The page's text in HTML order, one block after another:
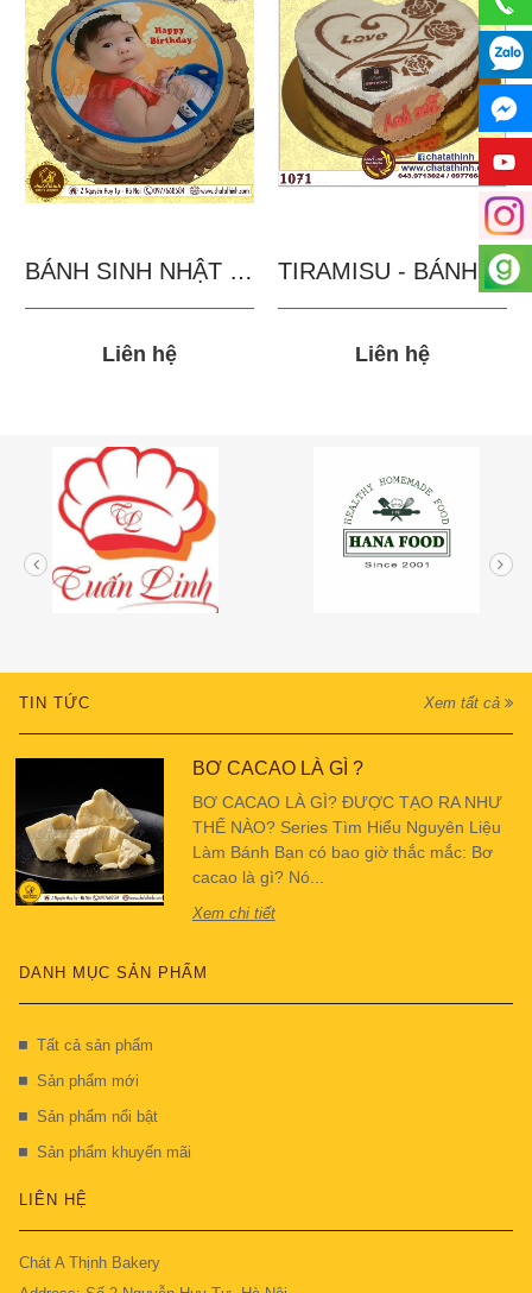
BÁNH SINH NHẬT IN...
Liên hệ
TIRAMISU - BÁNH TẶNG...
Liên hệ
TIN TỨC Xem tất cả
BƠ CACAO LÀ GÌ ?
BƠ CACAO LÀ GÌ? ĐƯỢC TẠO RA NHƯ
THẾ NÀO? Series Tìm Hiểu Nguyên Liệu
Làm Bánh Bạn có bao giờ thắc mắc: Bơ
cacao là gì? Nó...
Xem chi tiết
DANH MỤC SẢN PHẨM
Tất cả sản phẩm
Sản phẩm mới
Sản phẩm nổi bật
Sản phẩm khuyến mãi
LIÊN HỆ
Chát A Thịnh Bakery